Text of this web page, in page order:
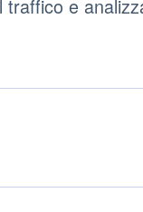
traffico e